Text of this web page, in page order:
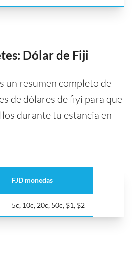
Dólar de Fiji
un resumen completo de
de dólares de fiyi para que
durante tu estancia en
FJD monedas
5c, 10c, 20c, 50c, $1, $2